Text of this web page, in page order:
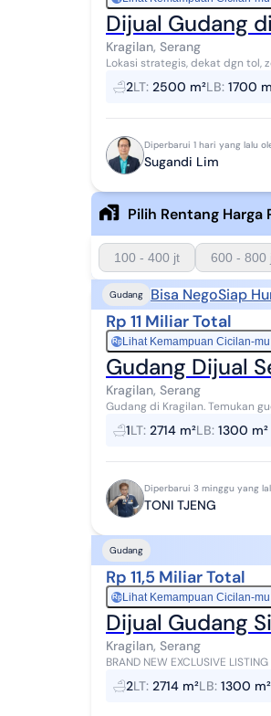
Dijual Gudang
Kragilan, Serang
Lokasi strategis, dekat dgn tol,
2LT: 2500 m²LB: 1700
Diperbarui 1 hari yang lalu
Sugandi Lim
Pilih Rentang Harga
100 - 400 jt 600 - 800
Gudang Bisa NegoSiap
Rp 11 Miliar Total
RpLihat Kemampuan Cicilan-mu
Gudang Dijual
Kragilan, Serang
Gudang di Kragilan. Temukan gudang yang nyaman ini, dijual menghadirkan lingkungan fasilitas yang lengkap,
cocok untuk Anda yang
1LT: 2714 m²LB: 1300 m²
Diperbarui 3 minggu yang
TONI TJENG
Gudang
Rp 11,5 Miliar Total
RpLihat Kemampuan Cicilan-mu
Dijual Gudang
Kragilan, Serang
BRAND NEW EXCLUSIVE LISTING FOR SALE. Dijual Gudang Mandiri Lokasi di Kragilan, Serang. Luas Tanah:
2.714m2 Luas Bangunan:
2LT: 2714 m²LB: 1300 m²